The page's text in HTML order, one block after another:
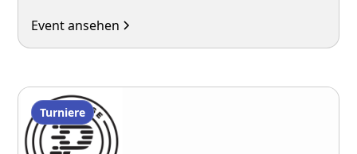
Event ansehen
Turniere